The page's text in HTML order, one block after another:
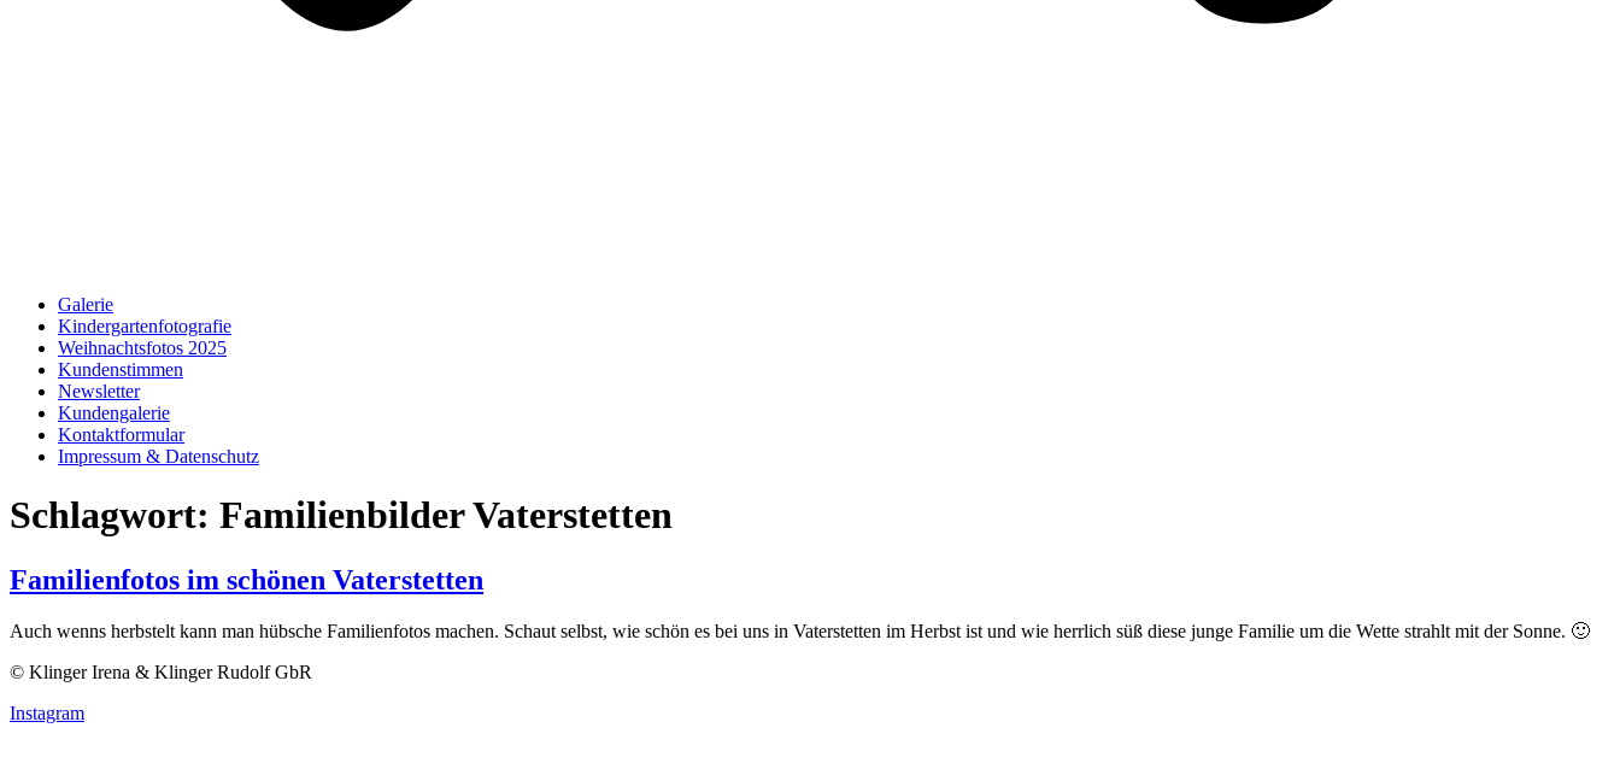
Galerie
Kindergartenfotografie
Weihnachtsfotos 2025
Kundenstimmen
Newsletter
Kundengalerie
Kontaktformular
Impressum & Datenschutz
Schlagwort: Familienbilder Vaterstetten
Familienfotos im schönen Vaterstetten
Auch wenns herbstelt kann man hübsche Familienfotos machen. Schaut selbst, wie schön es bei uns in Vaterstetten im Herbst ist und wie herrlich süß diese junge Familie um die Wette strahlt mit der Sonne. 🙂
© Klinger Irena & Klinger Rudolf GbR
Instagram